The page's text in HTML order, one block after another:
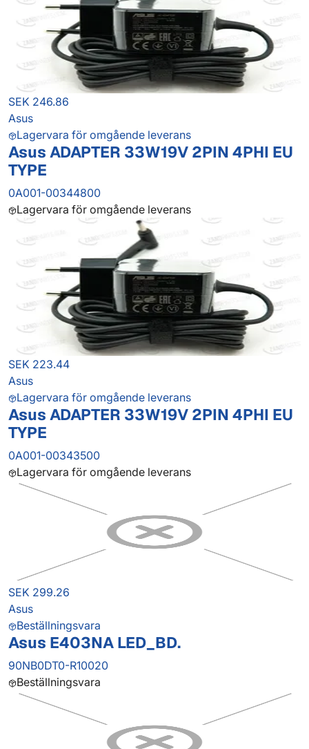
SEK 246.86
Asus
Lagervara för omgående leverans
Asus ADAPTER 33W19V 2PIN 4PHI EU
TYPE
0A001-00344800
Lagervara för omgående leverans
SEK 223.44
Asus
Lagervara för omgående leverans
Asus ADAPTER 33W19V 2PIN 4PHI EU
TYPE
0A001-00343500
Lagervara för omgående leverans
SEK 299.26
Asus
Beställningsvara
Asus E403NA LED_BD.
90NB0DT0-R10020
Beställningsvara